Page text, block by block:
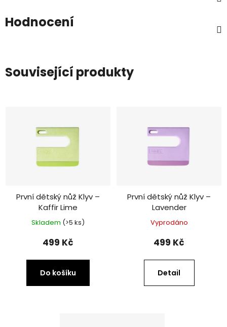
Hodnocení
Související produkty
První dětský nůž Klyv –
Kaffir Lime
Skladem (>5 ks)
499 Kč
Do košíku
První dětský nůž Klyv –
Lavender
Vyprodáno
499 Kč
Detail